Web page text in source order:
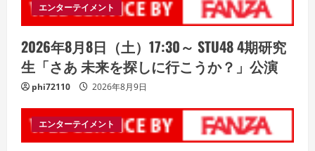
エンターテイメント
2026年8月8日（土）17:30～ STU48 4期研究
生「さあ 未来を探しに行こうか？」公演
phi72110 2026年8月9日
エンターテイメント